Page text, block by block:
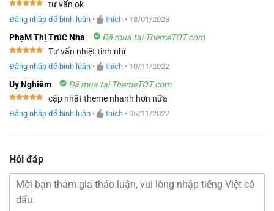
hạng55
tư vấn ok
Đăng nhập để bình luận • thích • 18/01/2023
PhạM Thị TrúC Nha Đã mua tại ThemeTOT.com
hạng55
Tư vấn nhiệt tình nhĩ
Đăng nhập để bình luận • thích • 10/11/2022
Uy Nghiêm Đã mua tại ThemeTOT.com
hạng55
cập nhật theme nhanh hơn nữa
Đăng nhập để bình luận • thích • 05/11/2022
Hỏi đáp